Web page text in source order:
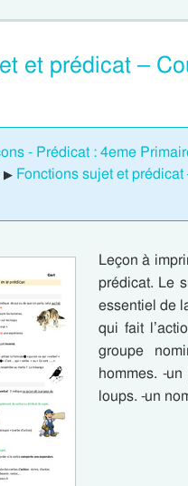
et prédicat –
- Prédicat : 4eme
▶ Fonctions sujet et
Leçon à
prédicat. Le
essentiel de
qui fait
groupe
hommes. -
loups. -un